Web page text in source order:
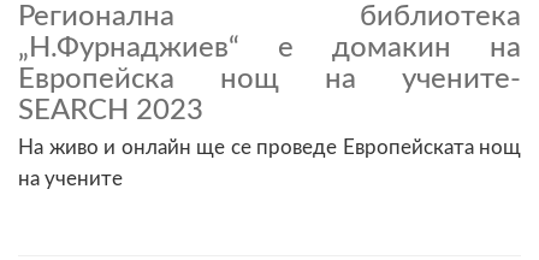
Регионална библиотека
„Н.Фурнаджиев“ е домакин на
Европейска нощ на учените-
SEARCH 2023
На живо и онлайн ще се проведе Европейската нощ
на учените